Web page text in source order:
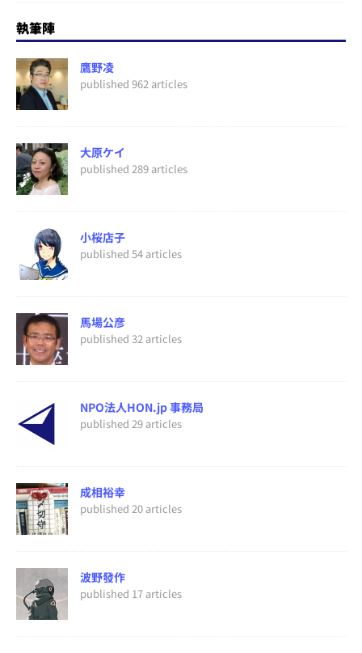
執筆陣
鷹野凌
published 962 articles
大原ケイ
published 289 articles
小桜店子
published 54 articles
馬場公彦
published 32 articles
NPO法人HON.jp 事務局
published 29 articles
成相裕幸
published 20 articles
波野發作
published 17 articles